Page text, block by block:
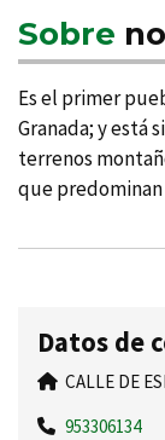
Sobre
Es el primer
Granada; y está
terrenos
que
Datos de
CALLE DE
953306134